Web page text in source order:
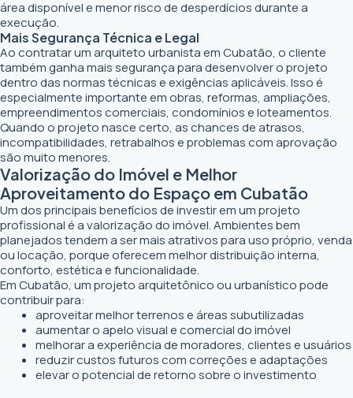
área disponível e menor risco de desperdícios durante a
execução.
Mais Segurança Técnica e Legal
Ao contratar um arquiteto urbanista em Cubatão, o cliente
também ganha mais segurança para desenvolver o projeto
dentro das normas técnicas e exigências aplicáveis. Isso é
especialmente importante em obras, reformas, ampliações,
empreendimentos comerciais, condomínios e loteamentos.
Quando o projeto nasce certo, as chances de atrasos,
incompatibilidades, retrabalhos e problemas com aprovação
são muito menores.
Valorização do Imóvel e Melhor
Aproveitamento do Espaço em Cubatão
Um dos principais benefícios de investir em um projeto
profissional é a valorização do imóvel. Ambientes bem
planejados tendem a ser mais atrativos para uso próprio, venda
ou locação, porque oferecem melhor distribuição interna,
conforto, estética e funcionalidade.
Em Cubatão, um projeto arquitetônico ou urbanístico pode
contribuir para:
aproveitar melhor terrenos e áreas subutilizadas
aumentar o apelo visual e comercial do imóvel
melhorar a experiência de moradores, clientes e usuários
reduzir custos futuros com correções e adaptações
elevar o potencial de retorno sobre o investimento